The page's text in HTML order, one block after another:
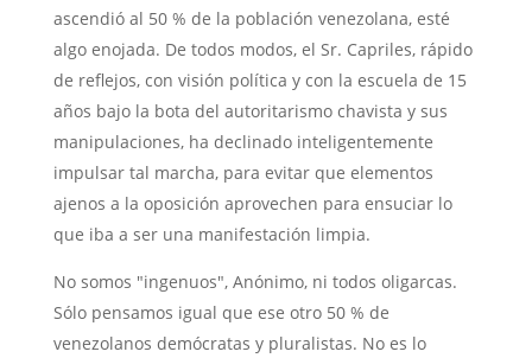
ascendió al 50 % de la población venezolana, esté
algo enojada. De todos modos, el Sr. Capriles, rápido
de reflejos, con visión política y con la escuela de 15
años bajo la bota del autoritarismo chavista y sus
manipulaciones, ha declinado inteligentemente
impulsar tal marcha, para evitar que elementos
ajenos a la oposición aprovechen para ensuciar lo
que iba a ser una manifestación limpia.
No somos "ingenuos", Anónimo, ni todos oligarcas.
Sólo pensamos igual que ese otro 50 % de
venezolanos demócratas y pluralistas. No es lo